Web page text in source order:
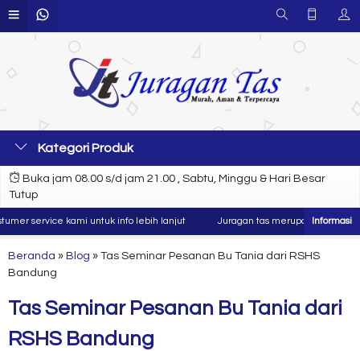
Kategori Produk
Buka jam 08.00 s/d jam 21.00 , Sabtu, Minggu & Hari Besar
Tutup
service kami untuk info lebih lanjut Juragan tas merupakan produsen
Beranda » Blog » Tas Seminar Pesanan Bu Tania dari RSHS
Bandung
Tas Seminar Pesanan Bu Tania dari
RSHS Bandung